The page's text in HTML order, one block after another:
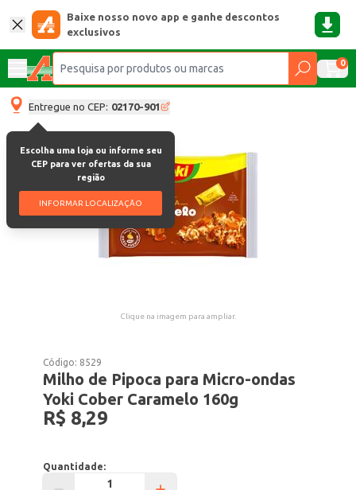
Baixe nosso novo app e ganhe descontos
exclusivos
0
Entregue no CEP: 02170-901
Escolha uma loja ou informe seu
CEP para ver ofertas da sua
região
INFORMAR LOCALIZAÇÃO
Clique na imagem para ampliar.
Código: 8529
Milho de Pipoca para Micro-ondas
Yoki Cober Caramelo 160g
R$ 8,29
Quantidade: